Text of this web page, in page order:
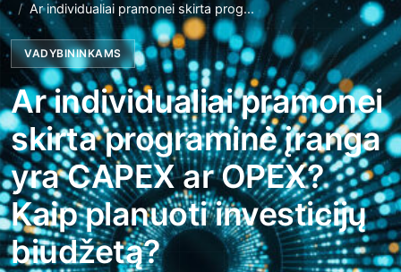
Ar individualiai pramonei skirta prog...
VADYBININKAMS
Ar individualiai pramonei
skirta programinė įranga
yra CAPEX ar OPEX?
Kaip planuoti investicijų
biudžetą?